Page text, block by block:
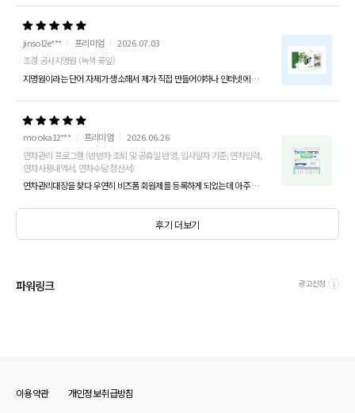
jinsol2e*** 프리미엄
2026.07.03
조경 공사지명원 (녹색 꽃잎)
지명원이라는 단어 자체가 생소해서 제가 직접 만들어야하나 인터넷에 한참을 뒤졋다가 알게되었습니다. 마침 프리미엄 회원이라 건축공사 지명원이라는게 PPT로 된 이런...
mooka12*** 프리미엄
2026.06.26
연차관리 프로그램 (반반차·조퇴 및 공휴일 반영, 입사일자 기준, 연차입력,
연차사용내역서, 연차수당 정산서)
연차관리대장을 찾다 우연히 비즈폼 회원제를 등록하게 되었는데 아주 잘 사용하고 있습니다. 이번에 처음으로 정산을 했는데 법 자체가 이해하기 너무 힘들어 정말 혼났...
후기 더보기
파워링크 광고신청
이용약관 개인정보취급방침